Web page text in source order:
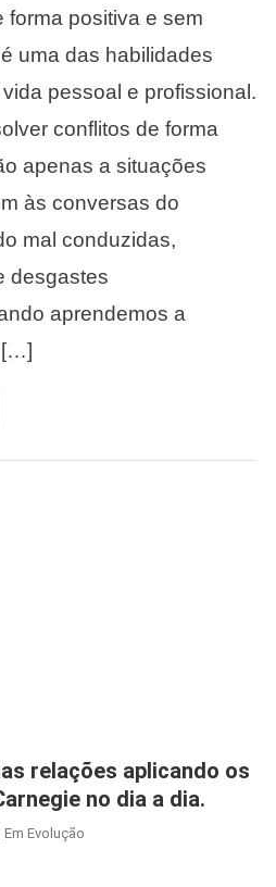
forma positiva e sem
uma das habilidades
pessoal e profissional.
conflitos de forma
apenas a situações
às conversas do
mal conduzidas,
desgastes
aprendemos a
[…]
relações aplicando os
no dia a dia.
Em Evolução